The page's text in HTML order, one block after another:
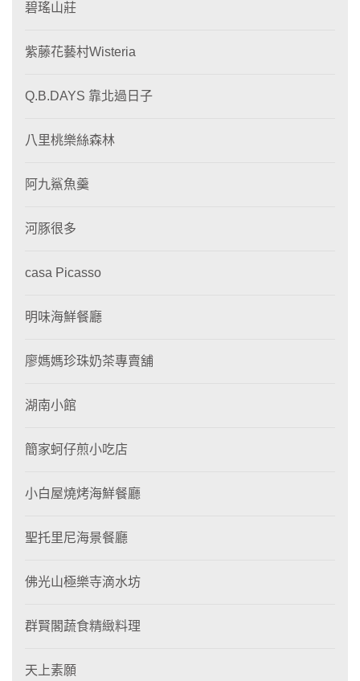
碧瑤山莊
紫藤花藝村Wisteria
Q.B.DAYS 靠北過日子
八里桃樂絲森林
阿九鯊魚羹
河豚很多
casa Picasso
明味海鮮餐廳
廖媽媽珍珠奶茶專賣舖
湖南小館
簡家蚵仔煎小吃店
小白屋燒烤海鮮餐廳
聖托里尼海景餐廳
佛光山極樂寺滴水坊
群賢閣蔬食精緻料理
天上素願